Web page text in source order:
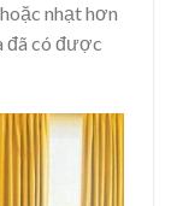
nhạt hơn
đã có được